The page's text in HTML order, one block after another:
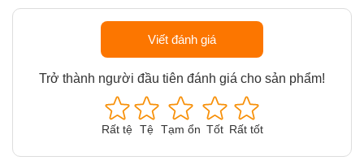
Viết đánh giá
Trở thành người đầu tiên đánh giá cho sản phẩm!
Rất tệ Tệ Tạm ổn Tốt Rất tốt